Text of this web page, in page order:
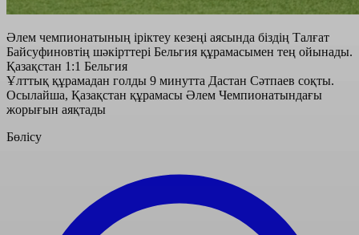
Әлем чемпионатының іріктеу кезеңі аясында біздің Талғат
Байсуфиновтің шәкірттері Бельгия құрамасымен тең ойынады.
Қазақстан 1:1 Бельгия
Ұлттық құрамадан голды 9 минутта Дастан Сәтпаев соқты.
Осылайша, Қазақстан құрамасы Әлем Чемпионатындағы
жорығын аяқтады
Бөлісу